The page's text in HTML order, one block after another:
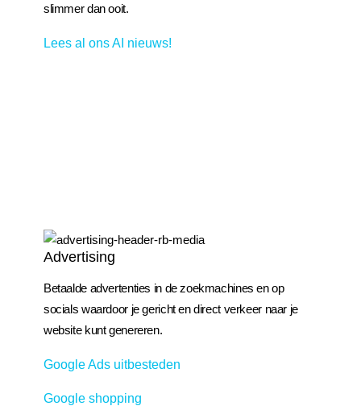
slimmer dan ooit.
Lees al ons AI nieuws!
Advertising
Betaalde advertenties in de zoekmachines en op
socials waardoor je gericht en direct verkeer naar je
website kunt genereren.
Google Ads uitbesteden
Google shopping